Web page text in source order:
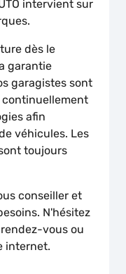
intervient sur
dès le
garantie
garagistes sont
continuellement
afin
véhicules. Les
toujours
conseiller et
N'hésitez
vous ou
internet.